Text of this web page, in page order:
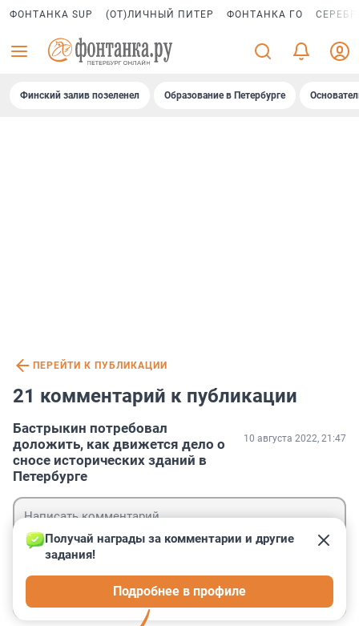
ФОНТАНКА SUP (ОТ)ЛИЧНЫЙ ПИТЕР ФОНТАНКА ГО
Финский залив позеленел Образование в Петербурге
ПЕРЕЙТИ К ПУБЛИКАЦИИ
21 комментарий к публикации
Бастрыкин потребовал
доложить, как движется дело о
сносе исторических зданий в
Петербурге
10 августа 2022, 21:47
Получай награды за комментарии и другие
задания!
Подробнее в профиле